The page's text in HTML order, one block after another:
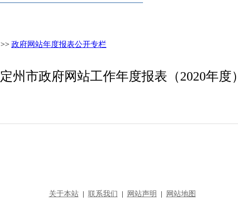
>> 政府网站年度报表公开专栏
定州市政府网站工作年度报表（2020年度）